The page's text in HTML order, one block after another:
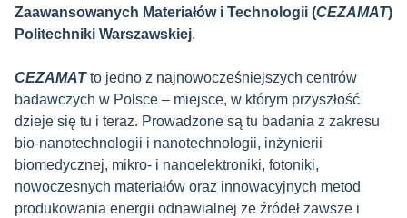
Zaawansowanych Materiałów i Technologii (CEZAMAT)
Politechniki Warszawskiej.
CEZAMATto jedno z najnowocześniejszych centrów
badawczych w Polsce – miejsce, w którym przyszłość
dzieje się tu i teraz. Prowadzone są tu badania z zakresu
bio-nanotechnologii i nanotechnologii, inżynierii
biomedycznej, mikro- i nanoelektroniki, fotoniki,
nowoczesnych materiałów oraz innowacyjnych metod
produkowania energii odnawialnej ze źródeł zawsze i